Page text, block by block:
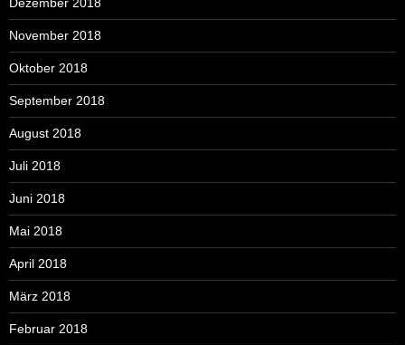
Dezember 2018
November 2018
Oktober 2018
September 2018
August 2018
Juli 2018
Juni 2018
Mai 2018
April 2018
März 2018
Februar 2018